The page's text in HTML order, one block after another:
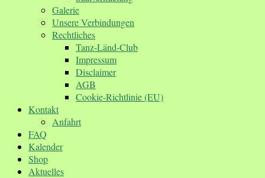
Galerie
Unsere Verbindungen
Rechtliches
Tanz-Länd-Club
Impressum
Disclaimer
AGB
Cookie-Richtlinie (EU)
Kontakt
Anfahrt
FAQ
Kalender
Shop
Aktuelles